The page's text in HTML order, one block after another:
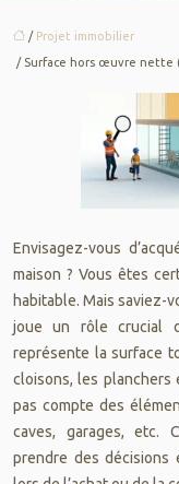
/ Projet immobilier
/ Surface hors œuvre nette
Envisagez-vous
maison ? Vous êtes
habitable. Mais saviez-
joue un rôle crucial
représente la surface
cloisons, les planchers
pas compte des
caves, garages, etc.
prendre des décisions